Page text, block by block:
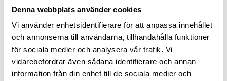
Denna webbplats använder cookies
Vi använder enhetsidentifierare för att anpassa innehållet
och annonserna till användarna, tillhandahålla funktioner
för sociala medier och analysera vår trafik. Vi
vidarebefordrar även sådana identifierare och annan
information från din enhet till de sociala medier och
Betalning sker på plats via swish eller kontant (jämna pengar).
Anmälan senast 6/12 via kansliet,035-10 50 24
, eller mejla
halmstad@neuro.se